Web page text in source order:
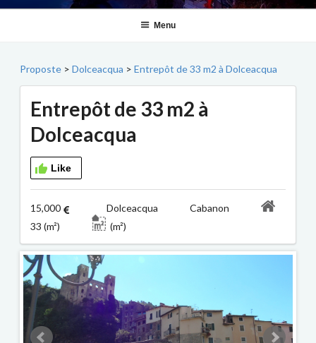
Menu
Proposte > Dolceacqua > Entrepôt de 33 m2 à Dolceacqua
Entrepôt de 33 m2 à
Dolceacqua
Like
15,000
Dolceacqua Cabanon
33 (m²)
(m²)